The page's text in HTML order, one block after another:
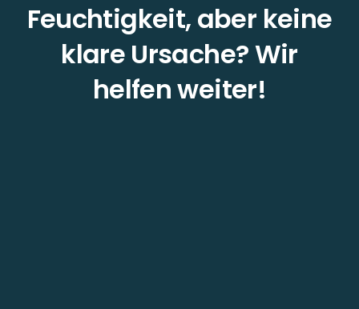
Feuchtigkeit, aber keine
klare Ursache? Wir
helfen weiter!